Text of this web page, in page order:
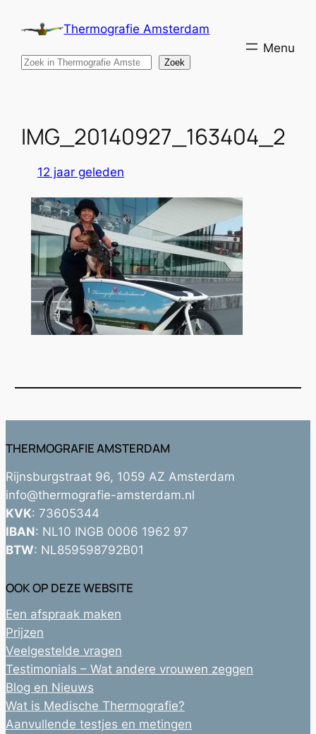
naar
inhoud
Thermografie Amsterdam
Search Zoek
IMG_20140927_163404_2
12 jaar geleden
THERMOGRAFIE AMSTERDAM
Rijnsburgstraat 96, 1059 AZ Amsterdam
info@thermografie-amsterdam.nl
KVK: 73605344
IBAN: NL10 INGB 0006 1962 97
BTW: NL859598792B01
OOK OP DEZE WEBSITE
Een afspraak maken
Prijzen
Veelgestelde vragen
Testimonials – Wat andere vrouwen zeggen
Blog en Nieuws
Wat is Medische Thermografie?
Aanvullende testjes en metingen